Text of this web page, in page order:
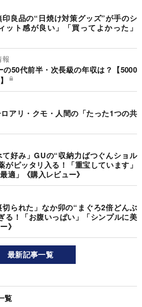
印良品の“日焼け対策グッズ”が手のシ
ット感が良い」「買ってよかった」
報
50代前半・次長級の年収は？【5000
アリ・クモ・人間の「たった1つの共
て好み」GUの“収納力ばつぐんショル
がピッタリ入る！「重宝しています」
適」《購入レビュー》
切られた」なか卯の“まぐろ2倍どんぶ
る！「お腹いっぱい」「シンプルに美
》
最新記事一覧
覧